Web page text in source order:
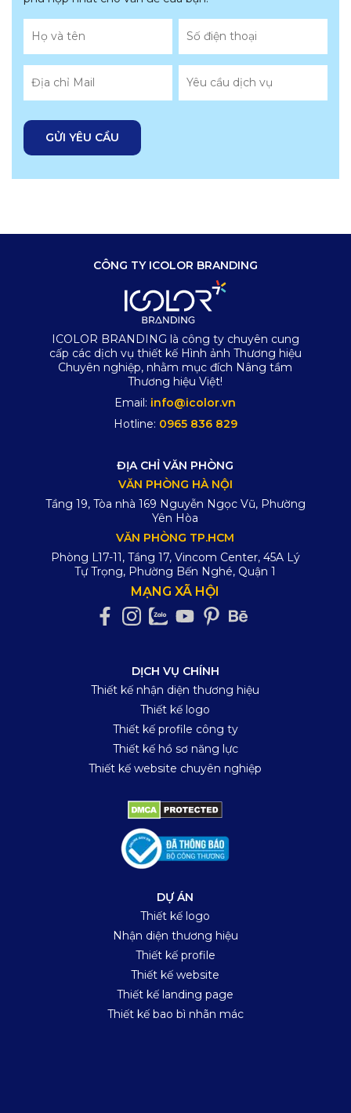
CÔNG TY ICOLOR BRANDING
ICOLOR BRANDING là công ty chuyên cung
cấp các dịch vụ thiết kế Hình ảnh Thương hiệu
Chuyên nghiệp, nhằm mục đích Nâng tầm
Thương hiệu Việt!
Email: info@icolor.vn
Hotline: 0965 836 829
ĐỊA CHỈ VĂN PHÒNG
VĂN PHÒNG HÀ NỘI
Tầng 19, Tòa nhà 169 Nguyễn Ngọc Vũ, Phường
Yên Hòa
VĂN PHÒNG TP.HCM
Phòng L17-11, Tầng 17, Vincom Center, 45A Lý
Tự Trọng, Phường Bến Nghé, Quận 1
MẠNG XÃ HỘI
DỊCH VỤ CHÍNH
Thiết kế nhận diện thương hiệu
Thiết kế logo
Thiết kế profile công ty
Thiết kế hồ sơ năng lực
Thiết kế website chuyên nghiệp
DỰ ÁN
Thiết kế logo
Nhận diện thương hiệu
Thiết kế profile
Thiết kế website
Thiết kế landing page
Thiết kế bao bì nhãn mác